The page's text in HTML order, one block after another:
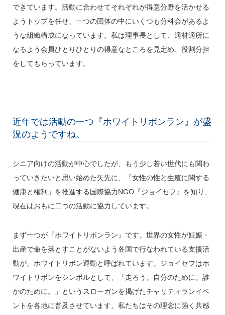
できています。活動に合わせてそれぞれが得意分野を活かせる
ようトップを任せ、一つの団体の中にいくつも分科会があるよ
うな組織構成になっています。私は理事長として、適材適所に
なるよう会員ひとりひとりの得意なところを見定め、役割分担
をしてもらっています。
近年では活動の一つ『ホワイトリボンラン』が盛
況のようですね。
シニア向けの活動が中心でしたが、もう少し若い世代にも関わ
っていきたいと思い始めた矢先に、「女性の性と生殖に関する
健康と権利」を推進する国際協力NGO『ジョイセフ』を知り、
現在はおもに二つの活動に協力しています。
まず一つが『ホワイトリボンラン』です。世界の女性が妊娠・
出産で命を落とすことがないよう各国で行なわれている支援活
動が、ホワイトリボン運動と呼ばれています。ジョイセフはホ
ワイトリボンをシンボルとして、「走ろう。自分のために。誰
かのために。」というスローガンを掲げたチャリティランイベ
ントを各地に普及させています。私たちはその理念に強く共感